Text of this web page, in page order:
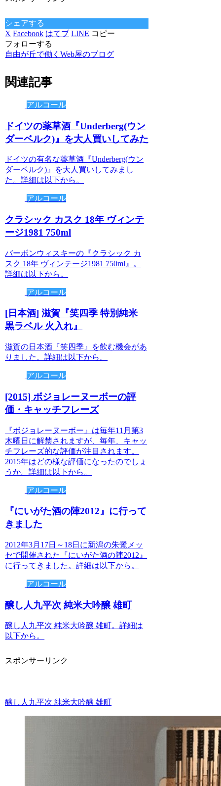
シェアする
X Facebook はてブ LINE コピー
フォローする
自由が丘で働くWeb屋のブログ
関連記事
アルコール
ドイツの薬草酒『Underberg(ウン
ダーベルク)』を大人買いしてみた
ドイツの有名な薬草酒『Underberg(ウン
ダーベルク)』を大人買いしてみまし
た。詳細は以下から。
アルコール
クラシック カスク 18年 ヴィンテ
ージ1981 750ml
バーボンウィスキーの『クラシック カ
スク 18年 ヴィンテージ1981 750ml』。
詳細は以下から。
アルコール
[日本酒] 滋賀『笑四季 特別純米
黒ラベル 火入れ』
滋賀の日本酒『笑四季』を飲む機会があ
りました。詳細は以下から。
アルコール
[2015] ボジョレーヌーボーの評
価・キャッチフレーズ
『ボジョレーヌーボー』は毎年11月第3
木曜日に解禁されますが、毎年、キャッ
チフレーズ的な評価が注目されます。
2015年はどの様な評価になったのでしょ
うか。詳細は以下から。
アルコール
『にいがた酒の陣2012』に行って
きました
2012年3月17日～18日に新潟の朱鷺メッ
セで開催された『にいがた酒の陣2012』
に行ってきました。詳細は以下から。
アルコール
醸し人九平次 純米大吟醸 雄町
醸し人九平次 純米大吟醸 雄町。詳細は
以下から。
スポンサーリンク
醸し人九平次 純米大吟醸 雄町